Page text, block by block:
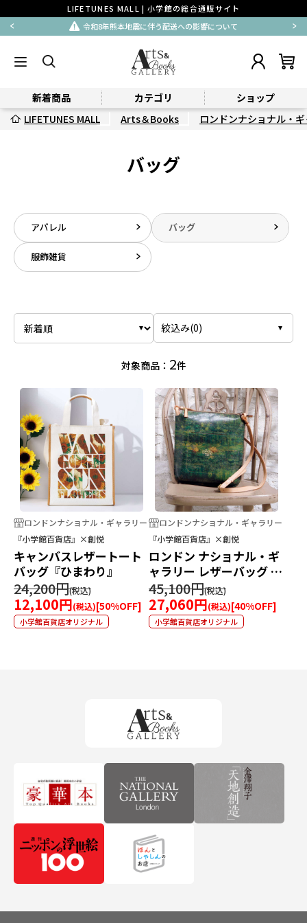
LIFETUNES MALL | 小学館の総合通販サイト
令和8年熊本地震に伴う配送への影響について
新着商品 カテゴリ
ショップ
LIFETUNES MALL
Arts＆Books ロンドンナショナル・
バッグ
アパレル バッグ
服飾雑貨
絞込み(0)
対象商品： 2件
ロンドンナショナル・ギャラリー
『小学館百貨店』×創悦
キャンバスレザートート
バッグ『ひまわり』
24,200円
12,100円 [50%OFF]
小学館百貨店オリジナル
ロンドンナショナル・ギャラリー
『小学館百貨店』×創悦
ロンドン ナショナル・ギ
ャラリー レザーバッグ レ
ザーショルダーバッグ
45,100円
27,060円 [40%OFF]
小学館百貨店オリジナル